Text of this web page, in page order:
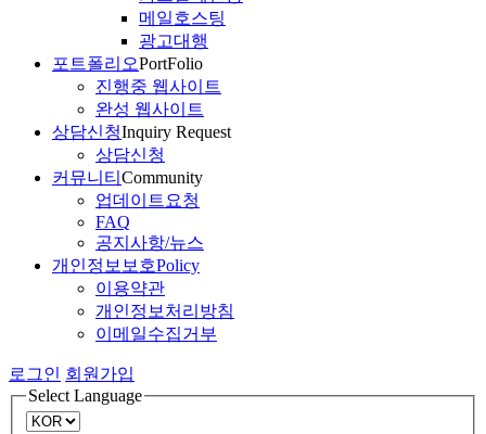
메일호스팅
광고대행
포트폴리오PortFolio
진행중 웹사이트
완성 웹사이트
상담신청Inquiry Request
상담신청
커뮤니티 Community
업데이트요청
FAQ
공지사항/뉴스
개인정보보호Policy
이용약관
개인정보처리방침
이메일수집거부
로그인 회원가입
Select Language